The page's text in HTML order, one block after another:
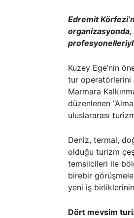
Edremit
Kuzey Ege’nin
tur operatörlerini
Marmara
düzenlenen
uluslararası
Deniz, termal,
olduğu turizm
temsilcileri ile
birebir
yeni iş
Dört mevsim